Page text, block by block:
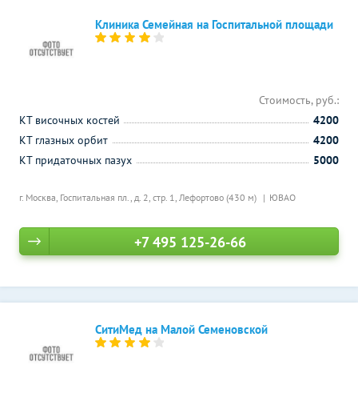
Клиника Семейная на Госпитальной площади
г. Москва, Госпитальная пл., д. 2, стр. 1, Лефортово (430 м) ЮВАО
Стоимость, руб.:
КТ височных костей
4200
КТ глазных орбит
4200
КТ придаточных пазух
5000
+7 495 125-26-66
СитиМед на Малой Семеновской